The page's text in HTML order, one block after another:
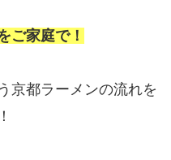
ご家庭で！
京都ラーメンの流れを